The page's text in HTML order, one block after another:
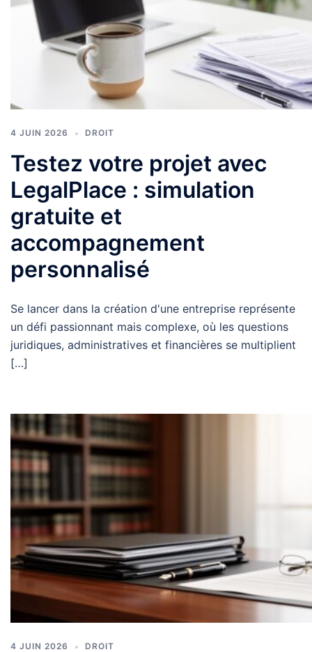
4 JUIN 2026 DROIT
Testez votre projet avec
LegalPlace : simulation
gratuite et
accompagnement
personnalisé
Se lancer dans la création d'une entreprise représente
un défi passionnant mais complexe, où les questions
juridiques, administratives et financières se multiplient
[…]
4 JUIN 2026 DROIT